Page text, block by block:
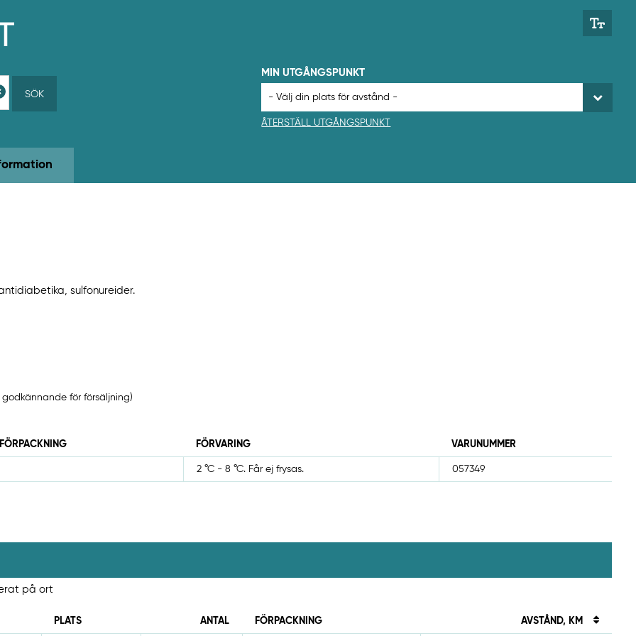
SÖK
MIN UTGÅNGSPUNKT
ÅTERSTÄLL UTGÅNGSPUNKT
sulfonureider.
för försäljning)
FÖRVARING VARUNUMMER
2 °C - 8 °C. Får ej frysas. 057349
på ort
PLATS ANTAL FÖRPACKNING AVSTÅND, KM